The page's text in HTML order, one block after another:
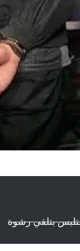
بتلقي رشوة